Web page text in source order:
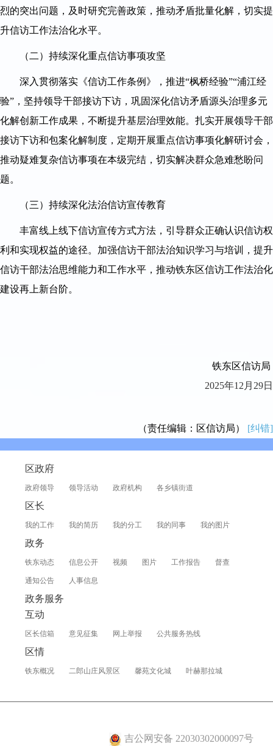
烈的突出问题，及时研究完善政策，推动矛盾批量化解，切实提
升信访工作法治化水平。
（二）持续深化重点信访事项攻坚
深入贯彻落实《信访工作条例》，推进“枫桥经验”“浦江经
验”，坚持领导干部接访下访，巩固深化信访矛盾源头治理多元
化解创新工作成果，不断提升基层治理效能。扎实开展领导干部
接访下访和包案化解制度，定期开展重点信访事项化解研讨会，
推动疑难复杂信访事项在本级完结，切实解决群众急难愁盼问
题。
（三）持续深化法治信访宣传教育
丰富线上线下信访宣传方式方法，引导群众正确认识信访权
利和实现权益的途径。加强信访干部法治知识学习与培训，提升
信访干部法治思维能力和工作水平，推动铁东区信访工作法治化
建设再上新台阶。
铁东区信访局
2025年12月29日
（责任编辑：区信访局） [纠错]
区政府
政府领导 领导活动 政府机构 各乡镇街道
区长
我的工作 我的简历 我的分工 我的同事 我的图片
政务
铁东动态 信息公开 视频 图片 工作报告 督查
通知公告 人事信息
政务服务
互动
区长信箱 意见征集 网上举报 公共服务热线
区情
铁东概况 二郎山庄风景区 馨苑文化城 叶赫那拉城
吉公网安备 22030302000097号